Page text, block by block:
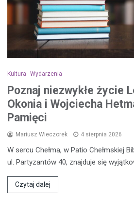
Kultura Wydarzenia
Poznaj niezwykłe życie
Okonia i Wojciecha
Pamięci
Mariusz Wieczorek 4 sierpnia 2026
W sercu Chełma, w Patio Chełmskiej
ul. Partyzantów 40, znajduje się
Czytaj dalej